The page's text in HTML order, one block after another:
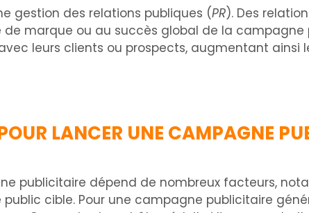
gestion des relations publiques (PR). Des
marque ou au succès global de la
leurs clients ou prospects, augmentant ainsi
LANCER UNE CAMPAGNE
publicitaire dépend de nombreux facteurs,
cible. Pour une campagne publicitaire